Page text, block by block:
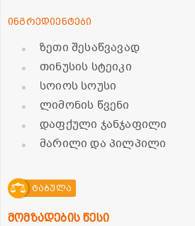
ინგრედიენტები
ზეთი შესაწვავად
თინუსის სტეიკი
სოიოს სოუსი
ლიმონის წვენი
დაფქული ჯანჯაფილი
მარილი და პილპილი
ტაბულა
მომზადების წესი